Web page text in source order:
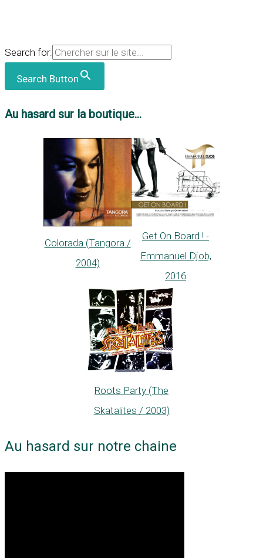
Search for:
Search Button
Au hasard sur la boutique...
Colorada (Tangora /
2004)
Get On Board ! -
Emmanuel Djob,
2016
Roots Party (The
Skatalites / 2003)
Au hasard sur notre chaine